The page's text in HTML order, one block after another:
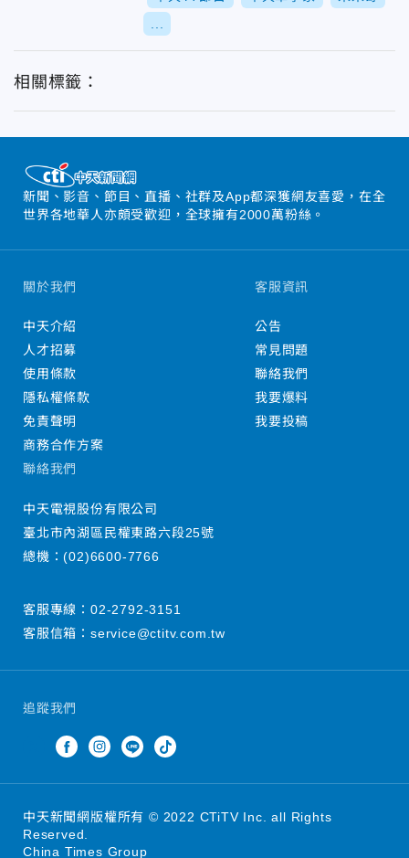
相關標籤：
新聞、影音、節目、直播、社群及App都深獲網友喜愛，在全
世界各地華人亦頗受歡迎，全球擁有2000萬粉絲。
追蹤我們
關於我們
中天介紹
人才招募
使用條款
隱私權條款
免責聲明
商務合作方案
客服資訊
公告
常見問題
聯絡我們
我要爆料
我要投稿
聯絡我們
中天電視股份有限公司
臺北市內湖區民權東路六段25號
總機：(02)6600-7766
客服專線： 02-2792-3151
客服信箱： service@ctitv.com.tw
中天新聞網版權所有 © 2022 CTiTV Inc. all Rights
Reserved.
China Times Group